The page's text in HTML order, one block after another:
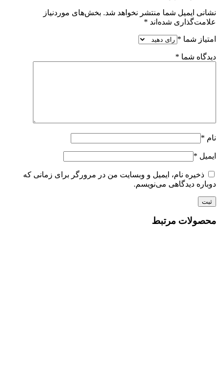
نشانی ایمیل شما منتشر نخواهد شد. بخش‌های موردنیاز
علامت‌گذاری شده‌اند *
امتیاز شما *
دیدگاه شما *
نام *
ایمیل *
ذخیره نام، ایمیل و وبسایت من در مرورگر برای زمانی که
دوباره دیدگاهی می‌نویسم.
محصولات مرتبط